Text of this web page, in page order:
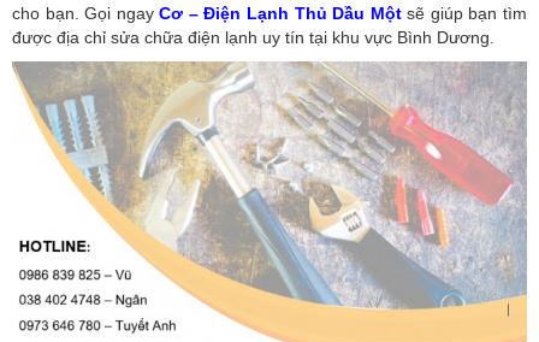
cho bạn. Gọi ngayCơ – Điện Lạnh Thủ Dầu Một sẽ giúp bạn tìm
được địa chỉ sửa chữa điện lạnh uy tín tại khu vực Bình Dương.